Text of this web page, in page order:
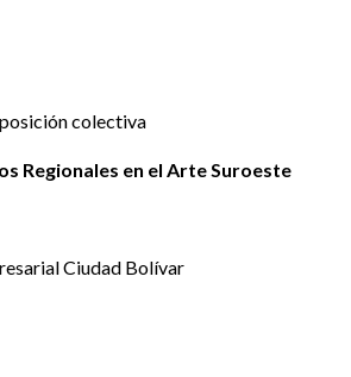
colectiva
Regionales en el Arte Suroeste
Ciudad Bolívar